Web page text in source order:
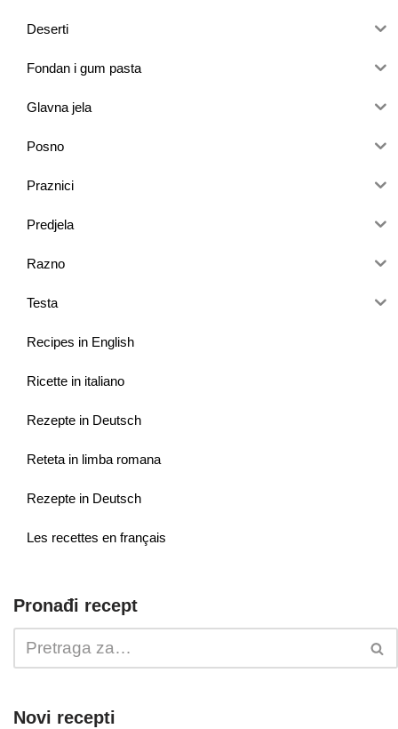
Deserti
Fondan i gum pasta
Glavna jela
Posno
Praznici
Predjela
Razno
Testa
Recipes in English
Ricette in italiano
Rezepte in Deutsch
Reteta in limba romana
Rezepte in Deutsch
Les recettes en français
Pronađi recept
Novi recepti